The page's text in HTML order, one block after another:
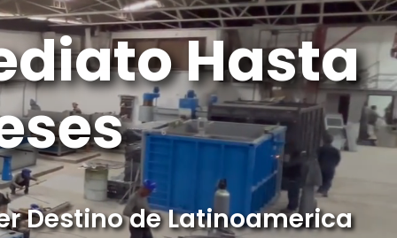
Hasta
Destino de Latinoamerica